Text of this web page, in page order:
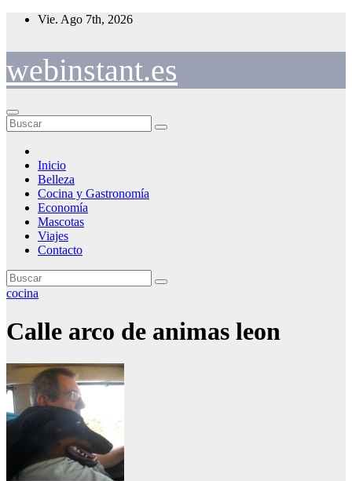
Saltar
Vie. Ago 7th, 2026
webinstant.es
Inicio
Belleza
Cocina y Gastronomía
Economía
Mascotas
Viajes
Contacto
cocina
Calle arco de animas leon